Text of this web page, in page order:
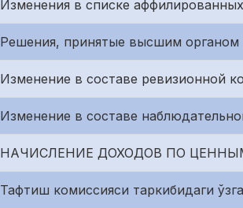
Изменения в списке
Решения, принятые высшим органом
Изменение в составе ревизионной
Изменение в составе
НАЧИСЛЕНИЕ ДОХОДОВ ПО
Тафтиш комиссияси таркибидаги